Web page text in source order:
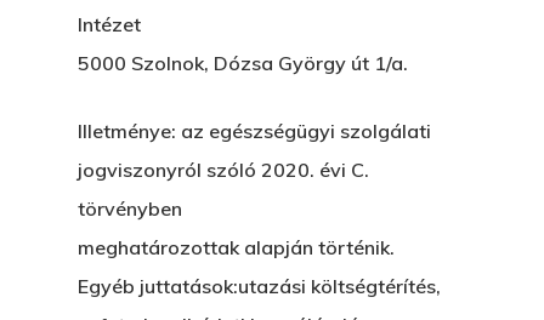
Intézet
5000 Szolnok, Dózsa György út 1/a.
Illetménye: az egészségügyi szolgálati
jogviszonyról szóló 2020. évi C.
törvényben
meghatározottak alapján történik.
Egyéb juttatások:utazási költségtérítés,